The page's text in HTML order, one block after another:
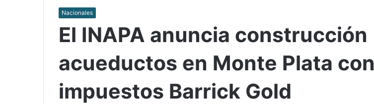
Nacionales
El INAPA anuncia construcción
acueductos en Monte Plata con
impuestos Barrick Gold